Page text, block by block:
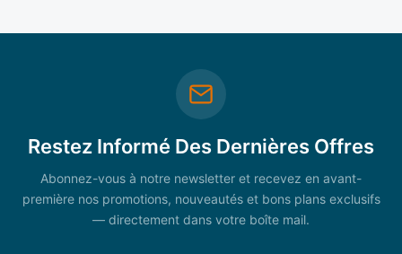
Restez Informé Des Dernières Offres
Abonnez-vous à notre newsletter et recevez en avant-
première nos promotions, nouveautés et bons plans exclusifs
— directement dans votre boîte mail.